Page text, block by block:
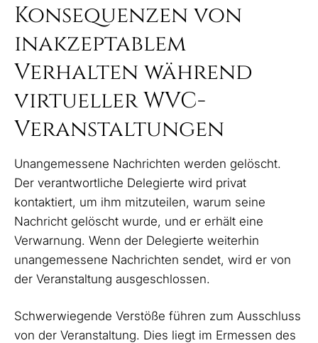
Konsequenzen von
inakzeptablem
Verhalten während
virtueller WVC-
Veranstaltungen
Unangemessene Nachrichten werden gelöscht.
Der verantwortliche Delegierte wird privat
kontaktiert, um ihm mitzuteilen, warum seine
Nachricht gelöscht wurde, und er erhält eine
Verwarnung. Wenn der Delegierte weiterhin
unangemessene Nachrichten sendet, wird er von
der Veranstaltung ausgeschlossen.
Schwerwiegende Verstöße führen zum Ausschluss
von der Veranstaltung. Dies liegt im Ermessen des